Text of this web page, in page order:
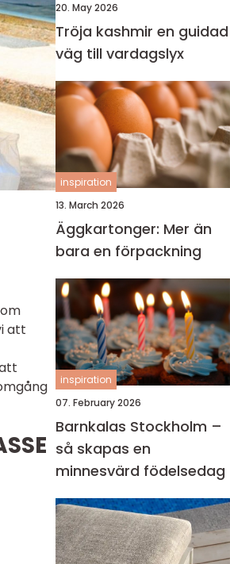
att
20. May 2026
Tröja kashmir en guidad
väg till vardagslyx
inspiration
13. March 2026
Äggkartonger: Mer än
bara en förpackning
inspiration
07. February 2026
Barnkalas Stockholm –
så skapas en
minnesvärd födelsedag